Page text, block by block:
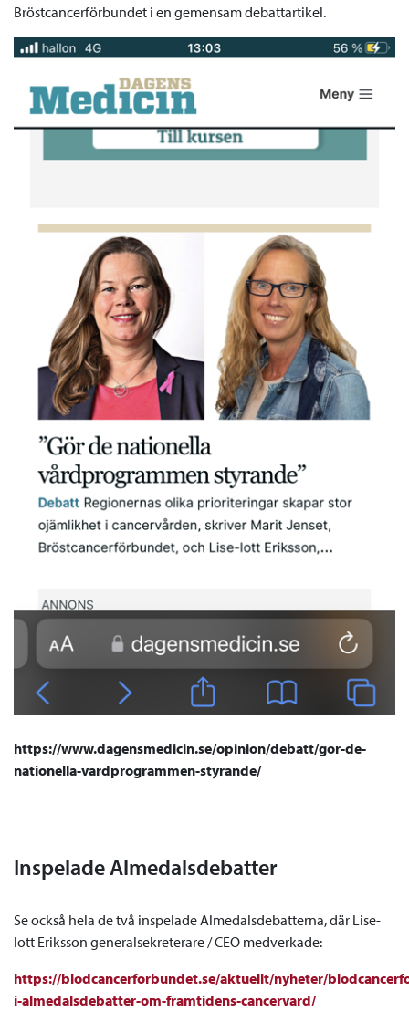
Bröstcancerförbundet i en gemensam debattartikel.
https://www.dagensmedicin.se/opinion/debatt/gor-de-
nationella-vardprogrammen-styrande/
Inspelade Almedalsdebatter
Se också hela de två inspelade Almedalsdebatterna, där Lise-
lott Eriksson generalsekreterare / CEO medverkade:
https://blodcancerforbundet.se/aktuellt/nyheter/
i-almedalsdebatter-om-framtidens-cancervard/